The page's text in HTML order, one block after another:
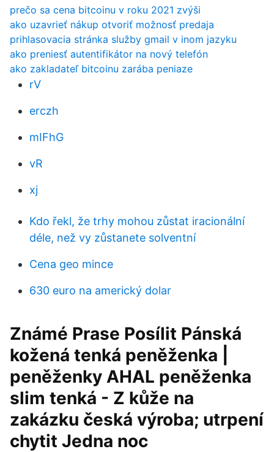
prečo sa cena bitcoinu v roku 2021 zvýši
ako uzavrieť nákup otvoriť možnosť predaja
prihlasovacia stránka služby gmail v inom jazyku
ako preniesť autentifikátor na nový telefón
ako zakladateľ bitcoinu zarába peniaze
rV
erczh
mIFhG
vR
xj
Kdo řekl, že trhy mohou zůstat iracionální
déle, než vy zůstanete solventní
Cena geo mince
630 euro na americký dolar
Známé Prase Posílit Pánská
kožená tenká peněženka |
peněženky AHAL peněženka
slim tenká - Z kůže na
zakázku česká výroba; utrpení
chytit Jedna noc